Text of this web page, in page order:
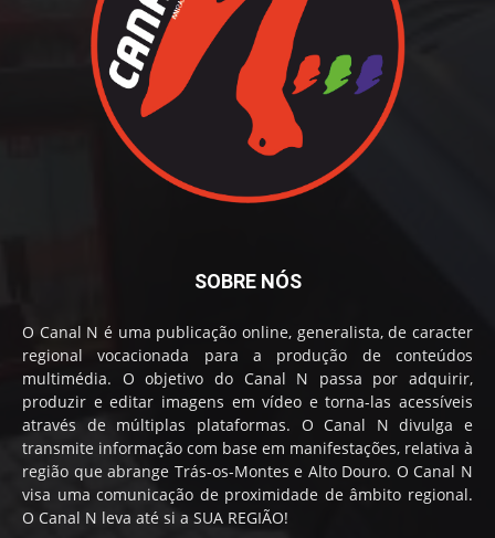
SOBRE NÓS
O Canal N é uma publicação online, generalista, de caracter
regional vocacionada para a produção de conteúdos
multimédia. O objetivo do Canal N passa por adquirir,
produzir e editar imagens em vídeo e torna-las acessíveis
através de múltiplas plataformas. O Canal N divulga e
transmite informação com base em manifestações, relativa à
região que abrange Trás-os-Montes e Alto Douro. O Canal N
visa uma comunicação de proximidade de âmbito regional.
O Canal N leva até si a SUA REGIÃO!